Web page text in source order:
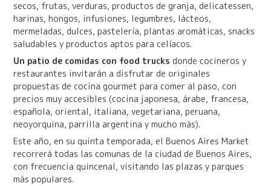
secos, frutas, verduras, productos de granja, delicatessen,
harinas, hongos, infusiones, legumbres, lácteos,
mermeladas, dulces, pastelería, plantas aromáticas, snacks
saludables y productos aptos para celíacos.
Un patio de comidas con food trucks donde cocineros y
restaurantes invitarán a disfrutar de originales
propuestas de cocina gourmet para comer al paso, con
precios muy accesibles (cocina japonesa, árabe, francesa,
española, oriental, italiana, vegetariana, peruana,
neoyorquina, parrilla argentina y mucho más).
Este año, en su quinta temporada, el Buenos Aires Market
recorrerá todas las comunas de la ciudad de Buenos Aires,
con frecuencia quincenal, visitando las plazas y parques
más populares.